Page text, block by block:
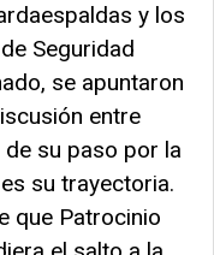
y los
Seguridad
se apuntaron
entre
su paso por la
su trayectoria.
que Patrocinio